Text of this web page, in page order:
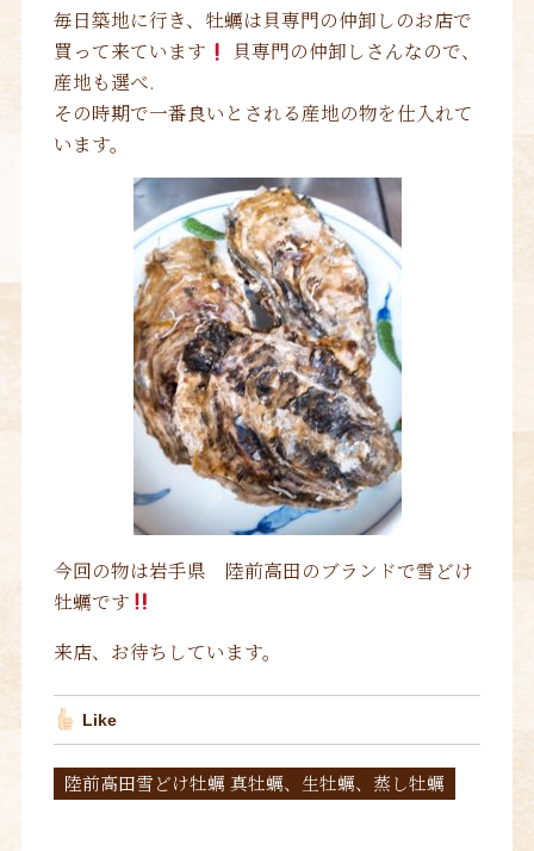
毎日築地に行き、牡蠣は貝専門の仲卸しのお店で
買って来ています
貝専門の仲卸しさんなので、
産地も選べ.
その時期で一番良いとされる産地の物を仕入れて
います。
今回の物は岩手県 陸前高田のブランドで雪どけ
牡蠣です
来店、お待ちしています。
Like
陸前高田雪どけ牡蠣 真牡蠣、生牡蠣、蒸し牡蠣